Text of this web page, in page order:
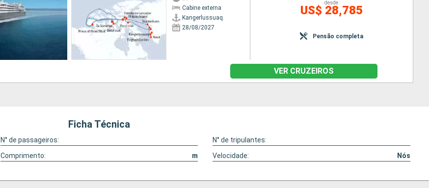
Cabine externa
Kangerlussuaq
28/08/2027
desde
US$ 28,785
Pensão completa
VER CRUZEIROS
Ficha Técnica
N° de passageiros:
N° de tripulantes:
Comprimento: m Velocidade: Nós